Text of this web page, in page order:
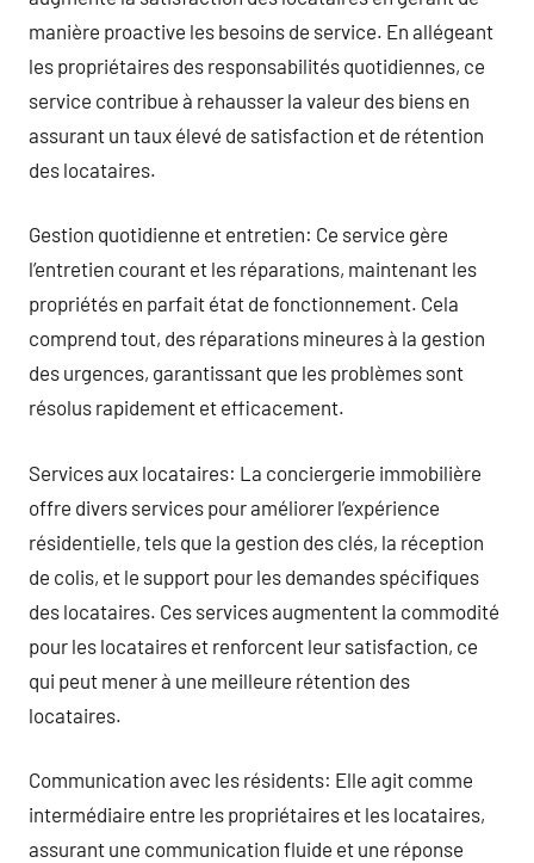
manière proactive les besoins de service. En allégeant
les propriétaires des responsabilités quotidiennes, ce
service contribue à rehausser la valeur des biens en
assurant un taux élevé de satisfaction et de rétention
des locataires.
Gestion quotidienne et entretien: Ce service gère
l’entretien courant et les réparations, maintenant les
propriétés en parfait état de fonctionnement. Cela
comprend tout, des réparations mineures à la gestion
des urgences, garantissant que les problèmes sont
résolus rapidement et efficacement.
Services aux locataires: La conciergerie immobilière
offre divers services pour améliorer l’expérience
résidentielle, tels que la gestion des clés, la réception
de colis, et le support pour les demandes spécifiques
des locataires. Ces services augmentent la commodité
pour les locataires et renforcent leur satisfaction, ce
qui peut mener à une meilleure rétention des
locataires.
Communication avec les résidents: Elle agit comme
intermédiaire entre les propriétaires et les locataires,
assurant une communication fluide et une réponse